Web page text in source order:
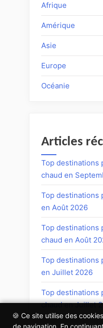
Afrique
Amérique
Asie
Europe
Océanie
Articles
Top destinations
chaud en
Top destinations
en Août 2026
Top destinations
chaud en Août
Top destinations
en Juillet 2026
Top destinations
chaud en Juillet
🍪 Ce site utilise des
de navigation. En